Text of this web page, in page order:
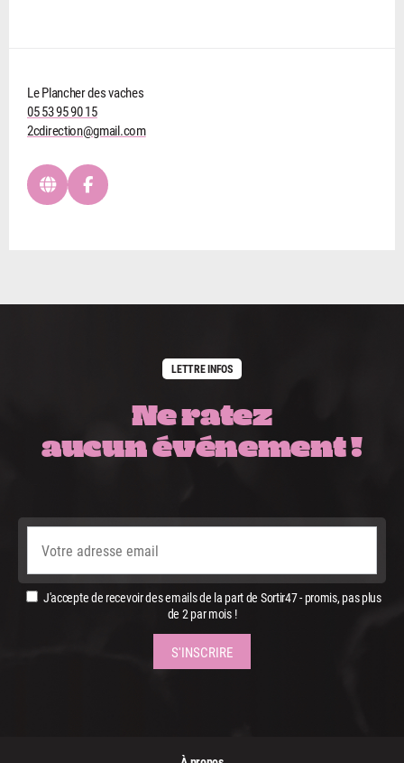
Le Plancher des vaches
05 53 95 90 15
2cdirection@gmail.com
LETTRE INFOS
Ne ratez
aucun événement !
J'accepte de recevoir des emails de la part de Sortir47 - promis, pas plus
de 2 par mois !